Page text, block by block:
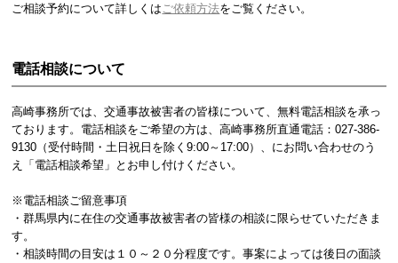
ご相談予約について詳しくは ご依頼方法をご覧ください。
電話相談について
高崎事務所では、交通事故被害者の皆様について、無料電話相談を承っ
ております。電話相談をご希望の方は、高崎事務所直通電話：027-386-
9130（受付時間・土日祝日を除く9:00～17:00）、にお問い合わせのう
え「電話相談希望」とお申し付けください。
※電話相談ご留意事項
・群馬県内に在住の交通事故被害者の皆様の相談に限らせていただきま
す。
・相談時間の目安は１０～２０分程度です。事案によっては後日の面談